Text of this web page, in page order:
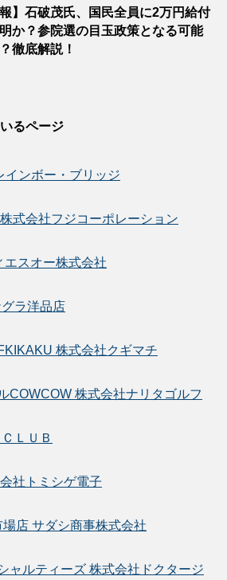
報】石破茂氏、国民全員に2万円給付
か？参院選の目玉政策となる可能
徹底解説！
るページ
インボー・ブリッジ
式会社フジコーポレーション
スオー株式会社
ラ洋品店
株式会社クギマチ
COWCOW 株式会社ナリタゴルフ
ＬＵＢ
社トミシゲ電子
店 サダシ商事株式会社
ャルティーズ 株式会社ドクタージ